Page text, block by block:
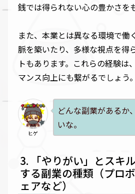
銭では得られない心の豊かさを
また、本業とは異なる環境で働
脈を築いたり、多様な視点を得
トもあります。これらの経験は
マンス向上にも繋がるでしょう。
ヒゲ
どんな副業があるか
いな。
「やりがい」とスキ
する副業の種類（プロ
ェアなど）